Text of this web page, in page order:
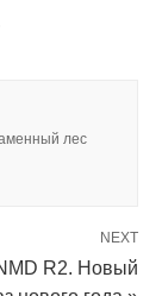
лес
NEXT
R2. Новый